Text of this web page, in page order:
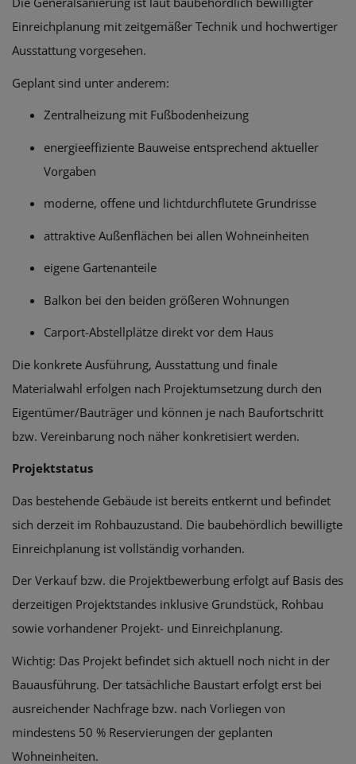
Einreichplanung mit zeitgemäßer Technik und hochwertiger
Ausstattung vorgesehen.
Geplant sind unter anderem:
Zentralheizung mit Fußbodenheizung
energieeffiziente Bauweise entsprechend aktueller
Vorgaben
moderne, offene und lichtdurchflutete Grundrisse
attraktive Außenflächen bei allen Wohneinheiten
eigene Gartenanteile
Balkon bei den beiden größeren Wohnungen
Carport-Abstellplätze direkt vor dem Haus
Die konkrete Ausführung, Ausstattung und finale
Materialwahl erfolgen nach Projektumsetzung durch den
Eigentümer/Bauträger und können je nach Baufortschritt
bzw. Vereinbarung noch näher konkretisiert werden.
Projektstatus
Das bestehende Gebäude ist bereits entkernt und befindet
sich derzeit im Rohbauzustand. Die baubehördlich bewilligte
Einreichplanung ist vollständig vorhanden.
Der Verkauf bzw. die Projektbewerbung erfolgt auf Basis des
derzeitigen Projektstandes inklusive Grundstück, Rohbau
sowie vorhandener Projekt- und Einreichplanung.
Wichtig: Das Projekt befindet sich aktuell noch nicht in der
Bauausführung. Der tatsächliche Baustart erfolgt erst bei
ausreichender Nachfrage bzw. nach Vorliegen von
mindestens 50 % Reservierungen der geplanten
Wohneinheiten.